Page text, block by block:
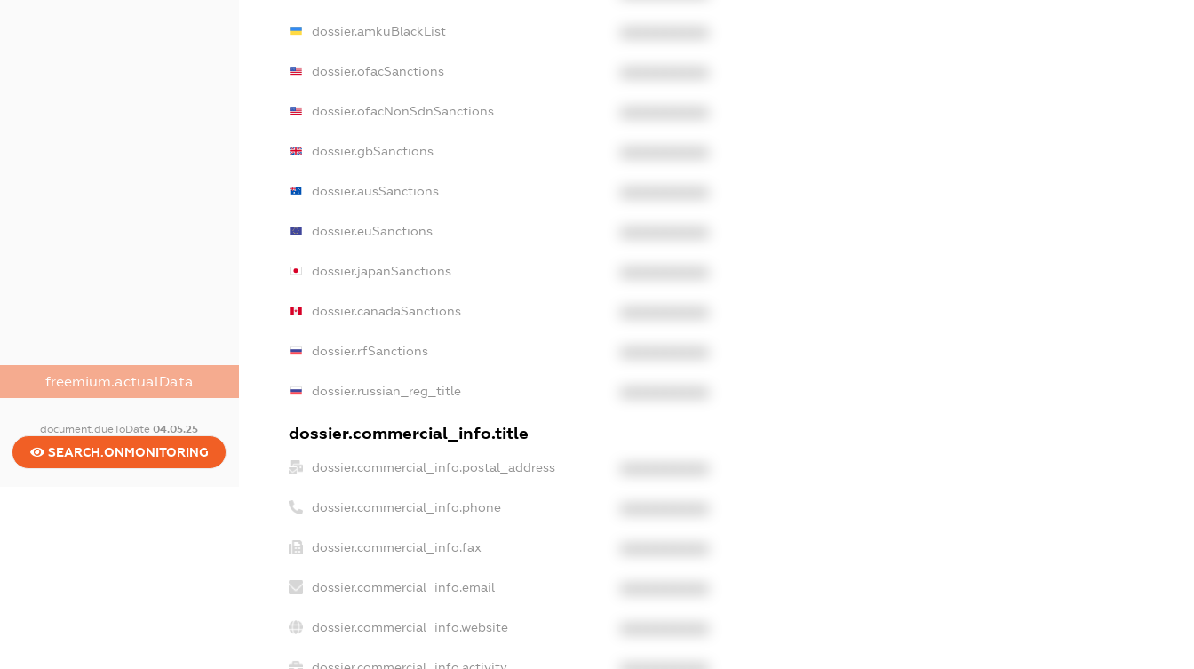
freemium.actualData
document.dueToDate04.05.25
SEARCH.ONMONITORING
dossier.amkuBlackList
dossier.ofacSanctions
dossier.ofacNonSdnSanctions
dossier.gbSanctions
dossier.ausSanctions
dossier.euSanctions
dossier.japanSanctions
dossier.canadaSanctions
dossier.rfSanctions
dossier.russian_reg_title
dossier.commercial_info.title
dossier.commercial_info.postal_address
dossier.commercial_info.phone
dossier.commercial_info.fax
dossier.commercial_info.email
dossier.commercial_info.website